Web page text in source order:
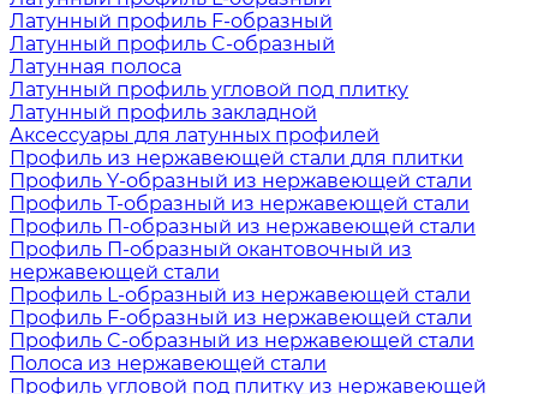
Латунный профиль F-образный
Латунный профиль C-образный
Латунная полоса
Латунный профиль угловой под плитку
Латунный профиль закладной
Аксессуары для латунных профилей
Профиль из нержавеющей стали для плитки
Профиль Y-образный из нержавеющей стали
Профиль Т-образный из нержавеющей стали
Профиль П-образный из нержавеющей стали
Профиль П-образный окантовочный из
нержавеющей стали
Профиль L-образный из нержавеющей стали
Профиль F-образный из нержавеющей стали
Профиль C-образный из нержавеющей стали
Полоса из нержавеющей стали
Профиль угловой под плитку из нержавеющей